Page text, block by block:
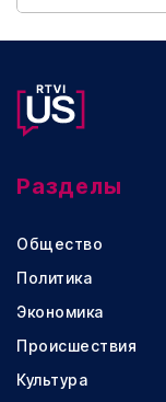
Разделы
Общество
Политика
Экономика
Происшествия
Культура